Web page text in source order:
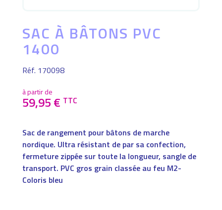
SAC À BÂTONS PVC
1400
Réf. 170098
à partir de
59,95€ TTC
Sac de rangement pour bâtons de marche
nordique. Ultra résistant de par sa confection,
fermeture zippée sur toute la longueur, sangle de
transport. PVC gros grain classée au feu M2-
Coloris bleu